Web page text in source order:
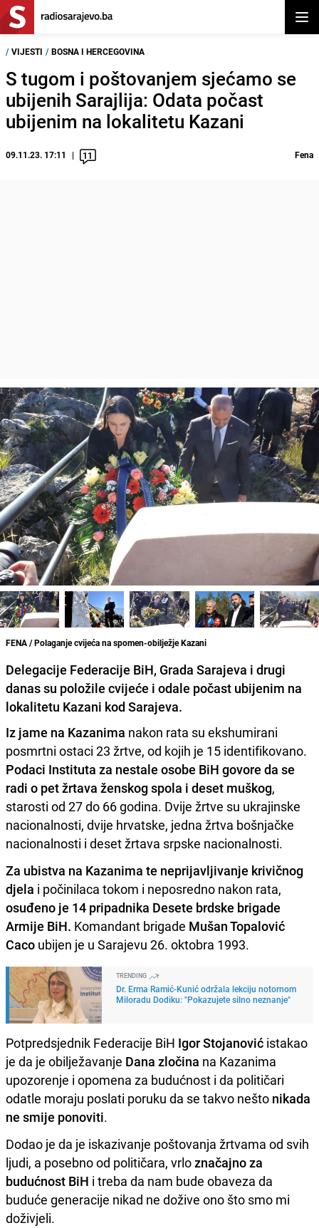
/ VIJESTI / BOSNA I HERCEGOVINA
S tugom i poštovanjem sjećamo se
ubijenih Sarajlija: Odata počast
ubijenim na lokalitetu Kazani
09.11.23. 17:11 11 Fena
FENA / Polaganje cvijeća na spomen-obilježje Kazani
Delegacije Federacije BiH, Grada Sarajeva i drugi
danas su položile cvijeće i odale počast ubijenim na
lokalitetu Kazani kod Sarajeva.
Iz jame na Kazanima nakon rata su ekshumirani
posmrtni ostaci 23 žrtve, od kojih je 15 identifikovano.
Podaci Instituta za nestale osobe BiH govore da se
radi o pet žrtava ženskog spola i deset muškog,
starosti od 27 do 66 godina. Dvije žrtve su ukrajinske
nacionalnosti, dvije hrvatske, jedna žrtva bošnjačke
nacionalnosti i deset žrtava srpske nacionalnosti.
Za ubistva na Kazanima te neprijavljivanje krivičnog
djela i počinilaca tokom i neposredno nakon rata,
osuđeno je 14 pripadnika Desete brdske brigade
Armije BiH. Komandant brigade Mušan Topalović
Caco ubijen je u Sarajevu 26. oktobra 1993.
TRENDING
Dr. Erma Ramić-Kunić održala lekciju notornom
Miloradu Dodiku: "Pokazujete silno neznanje"
Potpredsjednik Federacije BiH Igor Stojanović istakao
je da je obilježavanje Dana zločina na Kazanima
upozorenje i opomena za budućnost i da političari
odatle moraju poslati poruku da se takvo nešto nikada
ne smije ponoviti.
Dodao je da je iskazivanje poštovanja žrtvama od svih
ljudi, a posebno od političara, vrloznačajno za
budućnost BiH i treba da nam bude obaveza da
buduće generacije nikad ne dožive ono što smo mi
doživjeli.